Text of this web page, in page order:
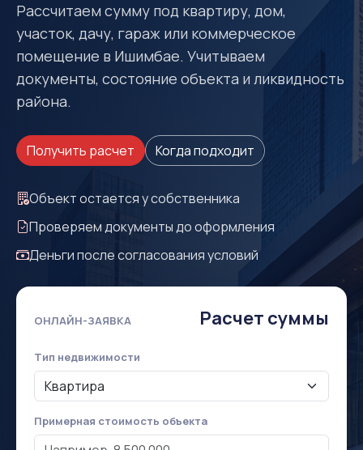
Рассчитаем сумму под квартиру, дом,
участок, дачу, гараж или коммерческое
помещение в Ишимбае. Учитываем
документы, состояние объекта и ликвидность
района.
Получить расчет Когда подходит
Объект остается у собственника
Проверяем документы до оформления
Деньги после согласования условий
ОНЛАЙН-ЗАЯВКА Расчет суммы
Тип недвижимости
Примерная стоимость объекта